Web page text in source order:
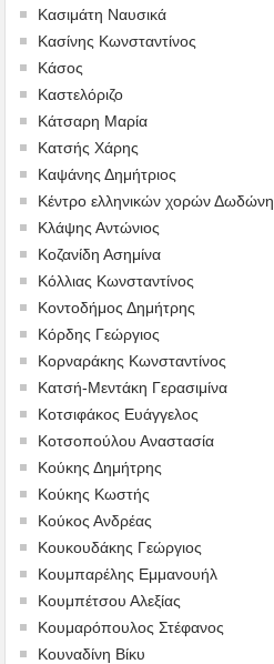
Κασιμάτη Ναυσικά
Κασίνης Κωνσταντίνος
Κάσος
Καστελόριζο
Κάτσαρη Μαρία
Κατσής Χάρης
Καψάνης Δημήτριος
Κέντρο ελληνικών χορών Δωδώνη
Κλάψης Αντώνιος
Κοζανίδη Ασημίνα
Κόλλιας Κωνσταντίνος
Κοντοδήμος Δημήτρης
Κόρδης Γεώργιος
Κορναράκης Κωνσταντίνος
Κατσή-Μεντάκη Γερασιμίνα
Κοτσιφάκος Ευάγγελος
Κοτσοπούλου Αναστασία
Κούκης Δημήτρης
Κούκης Κωστής
Κούκος Ανδρέας
Κουκουδάκης Γεώργιος
Κουμπαρέλης Εμμανουήλ
Κουμπέτσου Αλεξίας
Κουμαρόπουλος Στέφανος
Κουναδίνη Βίκυ